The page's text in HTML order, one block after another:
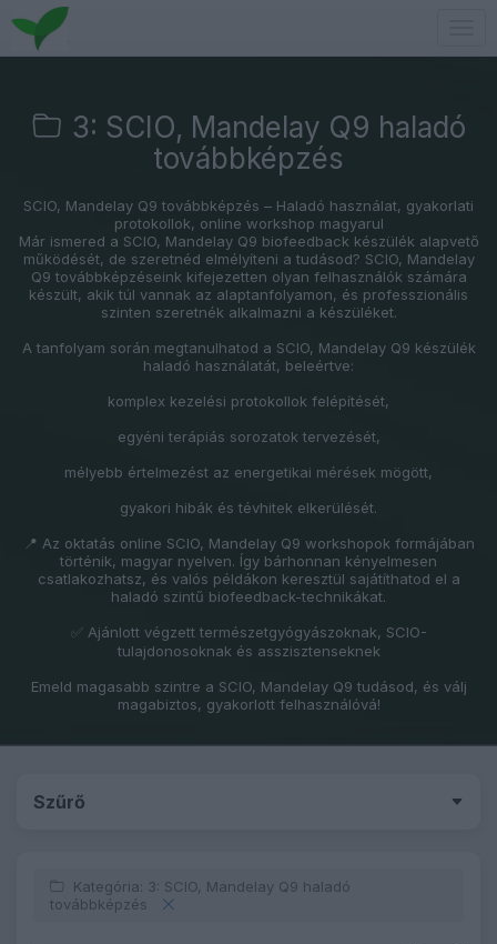
3: SCIO, Mandelay Q9 haladó
továbbképzés
SCIO, Mandelay Q9 továbbképzés – Haladó használat, gyakorlati
protokollok, online workshop magyarul
Már ismered a SCIO, Mandelay Q9 biofeedback készülék alapvető
működését, de szeretnéd elmélyíteni a tudásod? SCIO, Mandelay
Q9 továbbképzéseink kifejezetten olyan felhasználók számára
készült, akik túl vannak az alaptanfolyamon, és professzionális
szinten szeretnék alkalmazni a készüléket.
A tanfolyam során megtanulhatod a SCIO, Mandelay Q9 készülék
haladó használatát, beleértve:
komplex kezelési protokollok felépítését,
egyéni terápiás sorozatok tervezését,
mélyebb értelmezést az energetikai mérések mögött,
gyakori hibák és tévhitek elkerülését.
📍 Az oktatás online SCIO, Mandelay Q9 workshopok formájában
történik, magyar nyelven. Így bárhonnan kényelmesen
csatlakozhatsz, és valós példákon keresztül sajátíthatod el a
haladó szintű biofeedback-technikákat.
✅ Ajánlott végzett természetgyógyászoknak, SCIO-
tulajdonosoknak és asszisztenseknek
Emeld magasabb szintre a SCIO, Mandelay Q9 tudásod, és válj
magabiztos, gyakorlott felhasználóvá!
Szűrő
Kategória: 3: SCIO, Mandelay Q9 haladó
továbbképzés